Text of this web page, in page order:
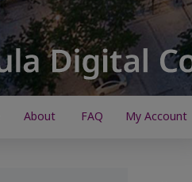
About FAQ My Account